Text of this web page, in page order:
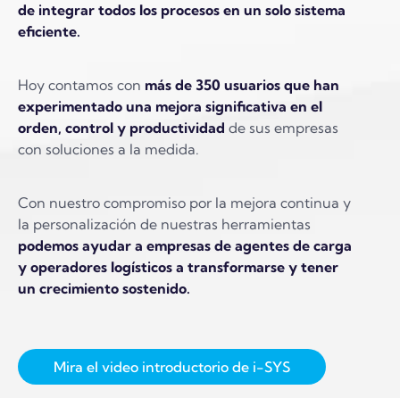
de integrar todos los procesos en un solo sistema
eficiente.
Hoy contamos con más de 350 usuarios que han
experimentado una mejora significativa en el
orden, control y productividad de sus empresas
con soluciones a la medida.
Con nuestro compromiso por la mejora continua y
la personalización de nuestras herramientas
podemos ayudar a empresas de agentes de carga
y operadores logísticos a transformarse y tener
un crecimiento sostenido.
Mira el video introductorio de i-SYS